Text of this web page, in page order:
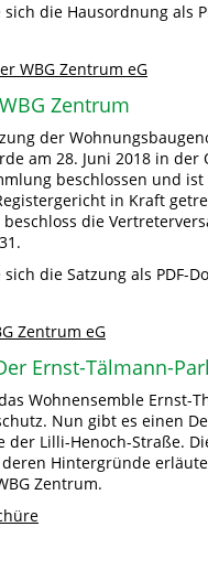
sich die Hausordnung als
WBG Zentrum eG
Zentrum
der
am 28. Juni 2018 in der
beschlossen und
in Kraft
beschloss die
die Satzung als PDF-
Zentrum eG
Ernst-Tälmann-
Wohnensemble Ernst-
Nun gibt es einen
der Lilli-Henoch-Straße.
Hintergründe
Zentrum.